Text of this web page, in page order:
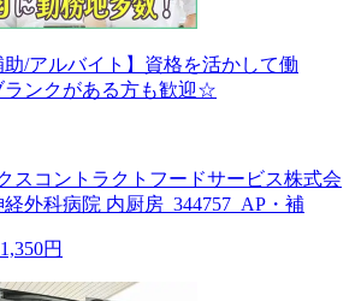
助/アルバイト】資格を活かして働
ランクがある方も歓迎☆
スコントラクトフードサービス株式会
外科病院 内厨房_344757_AP・補
円